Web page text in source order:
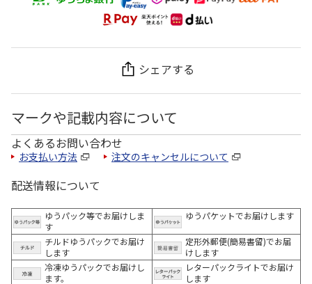
シェアする
マークや記載内容について
よくあるお問い合わせ
お支払い方法 注文のキャンセルについて
配送情報について
ゆうパック等でお届けしま
す
ゆうパケットでお届けします
チルドゆうパックでお届け
します
定形外郵便(簡易書留)でお届
けします
冷凍ゆうパックでお届けし
ます。
レターパックライトでお届け
します